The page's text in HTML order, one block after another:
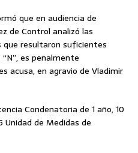
que en audiencia de
de Control analizó las
que resultaron suficientes
es penalmente
acusa, en agravio de Vladimir
Condenatoria de 1 año, 10
de Medidas de